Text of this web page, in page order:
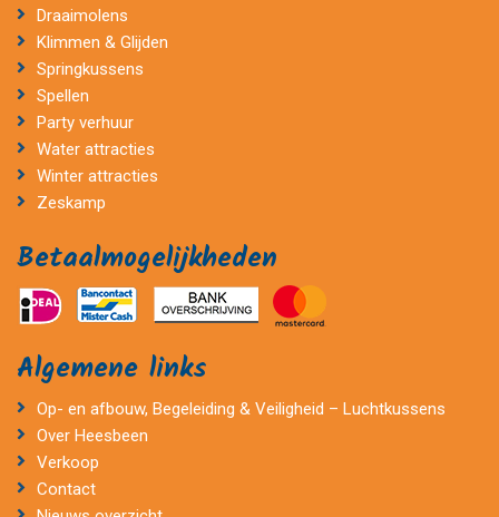
Draaimolens
Klimmen & Glijden
Springkussens
Spellen
Party verhuur
Water attracties
Winter attracties
Zeskamp
Betaalmogelijkheden
Algemene links
Op- en afbouw, Begeleiding & Veiligheid – Luchtkussens
Over Heesbeen
Verkoop
Contact